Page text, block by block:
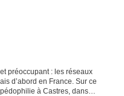
préoccupant : les réseaux
d’abord en France. Sur ce
à Castres, dans